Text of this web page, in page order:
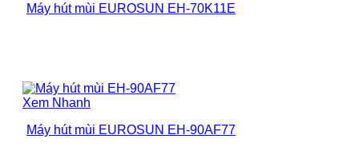
Máy hút mùi EUROSUN EH-70K11E
Xem Nhanh
Máy hút mùi EUROSUN EH-90AF77